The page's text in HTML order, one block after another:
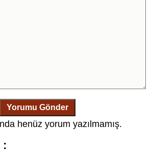
Yorumu Gönder
henüz yorum yazılmamış.
: